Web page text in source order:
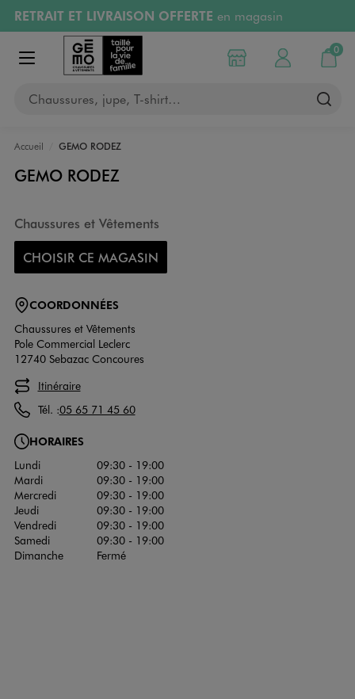
Aller au contenu principal
Aller à la navigation
RETRAIT ET LIVRAISON OFFERTE en magasin
Retours OFFERTSpendant 30 jours
PAYEZ EN 3x SANS FRAIS
RÉSERVATION GRATUITE
Afficher le menu
Chaussures, jupe, T-shirt…
Choisir mon magasin
Mon compte
0
Mon
Accueil GEMO RODEZ
GEMO RODEZ
Chaussures et Vêtements
CHOISIR CE MAGASIN
COORDONNÉES
Chaussures et Vêtements
Pole Commercial Leclerc
12740 Sebazac Concoures
Itinéraire
Tél. :05 65 71 45 60
HORAIRES
Lundi
09:30 - 19:00
Mardi
09:30 - 19:00
Mercredi
09:30 - 19:00
Jeudi
09:30 - 19:00
Vendredi
09:30 - 19:00
Samedi
09:30 - 19:00
Dimanche
Fermé